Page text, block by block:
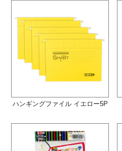
ハンギングファイル イエロー5P